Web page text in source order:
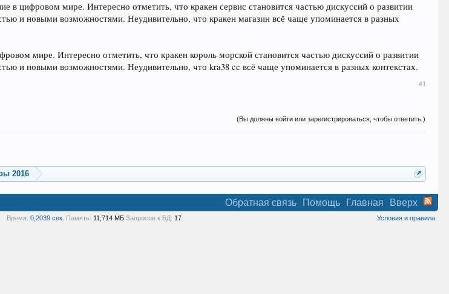
в цифровом мире. Интересно отметить, что кракен сервис становится частью дискуссий о развитии
и новыми возможностями. Неудивительно, что кракен магазин всё чаще упоминается в разных
мире. Интересно отметить, что кракен король морской становится частью дискуссий о развитии
и новыми возможностями. Неудивительно, что kra38 cc всё чаще упоминается в разных контекстах.
#1
(Вы должны войти или зарегистрироваться, чтобы ответить.)
2016
Обратная связь Помощь Главная Вверх
Условия и правила
Время: 0,2039 сек. Память: 11,714 МБ Запросов к БД: 17